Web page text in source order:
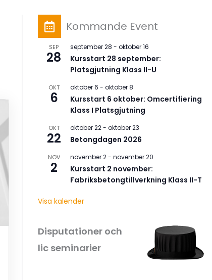
Kommande Event
SEP
28
september 28 - oktober 16
Kursstart 28 september:
Platsgjutning Klass II-U
OKT
6
oktober 6 - oktober 8
Kursstart 6 oktober: Omcertifiering
Klass I Platsgjutning
OKT
22
oktober 22- oktober 23
Betongdagen 2026
NOV
2
november 2- november 20
Kursstart 2 november:
Fabriksbetongtillverkning Klass II-T
Visa kalender
Disputa­tioner och
lic semi­na­rier